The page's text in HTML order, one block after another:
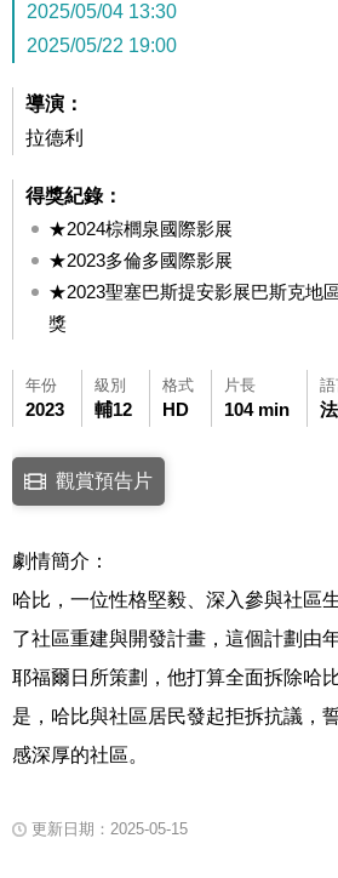
2025/05/04 13:30
2025/05/22 19:00
導演：
拉德利
得獎紀錄：
★2024棕櫚泉國際影展
★2023多倫多國際影展
★2023聖塞巴斯提安影展巴斯克地
獎
年份
2023
級別
輔12
格式
HD
片長
104 min
點擊下列連結開啟視窗後，可使用鍵盤
連結至Youtube網站觀看此影片(開新視窗)
觀賞預告片
劇情簡介：
哈比，一位性格堅毅、深入參與社區
了社區重建與開發計畫，這個計劃由
耶福爾日所策劃，他打算全面拆除哈
是，哈比與社區居民發起拒拆抗議，
感深厚的社區。
更新日期：2025-05-15